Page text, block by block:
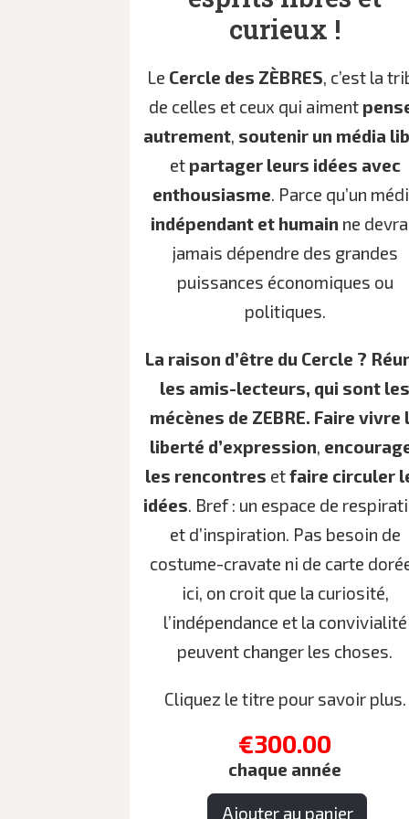
curieux !
Le Cercle des ZÈBRES, c’est la
de celles et ceux qui aiment
autrement, soutenir un média
et partager leurs idées avec
enthousiasme. Parce qu’un
indépendant et humain ne
jamais dépendre des grandes
puissances économiques ou
politiques.
La raison d’être du Cercle ?
les amis-lecteurs, qui sont les
mécènes de ZEBRE. Faire vivre
liberté d’expression,
les rencontres etfaire circuler
idées. Bref : un espace de
et d’inspiration. Pas besoin de
costume-cravate ni de carte
ici, on croit que la curiosité,
l’indépendance et la convivialité
peuvent changer les choses.
Cliquez le titre pour savoir plus.
€300.00
chaque année